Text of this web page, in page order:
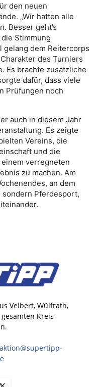
den neuen
„Wir hatten alle
Besser geht’s
Stimmung
gelang dem Reitercorps
des Turniers
Es brachte zusätzliche
dafür, dass viele
Prüfungen noch
auch in diesem Jahr
Es zeigte
Vereins, die
und die
verregneten
zu machen. Am
an dem
sondern Pferdesport,
Velbert, Wülfrath,
Kreis